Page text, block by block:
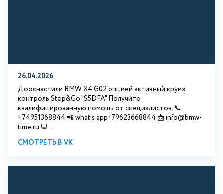
26.04.2026
Дооснастили BMW X4 G02 опцией активный круиз
контроль Stop&Go "S5DFA" Получите
квалифицированную помощь от специалистов. 📞
+74951368844 📲 what's app+79623668844 📩 info@bmw-
time.ru 💻...
СМОТРЕТЬ В VK